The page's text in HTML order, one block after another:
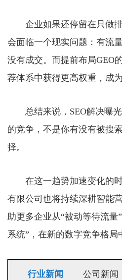
企业如果还停留在只做排
会面临一个现实问题：有流
没有成交。而提前布局GEO
荐体系中获得更高权重，成为
总结来说，SEO解决曝光
的竞争，不是你有没有被搜
择。
在这一趋势加速变化的时
有限公司也将持续深耕智能
助更多企业从“被动等待流量
系统”，在新的数字竞争格局
行业新闻 公司新闻